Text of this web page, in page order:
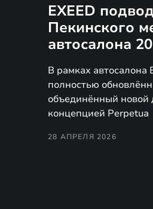
EXEED
Пекинского
автосалона
В рамках автосалона
полностью
объединённый новой
концепцией Perpetua
28 АПРЕЛЯ 2026